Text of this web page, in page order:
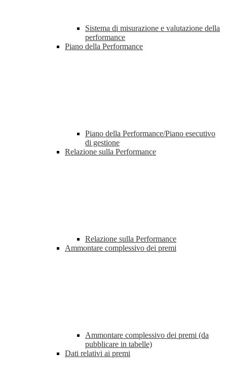
Sistema di misurazione e valutazione della
performance
Piano della Performance
Piano della Performance/Piano esecutivo
di gestione
Relazione sulla Performance
Relazione sulla Performance
Ammontare complessivo dei premi
Ammontare complessivo dei premi (da
pubblicare in tabelle)
Dati relativi ai premi